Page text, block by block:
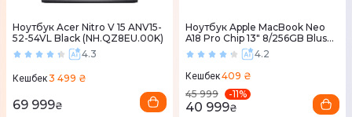
Ноутбук Acer Nitro V 15 ANV15-
52-54VL Black (NH.QZ8EU.00K)
4.3
Кешбек3 499 ₴
69 999₴
Ноутбук Apple MacBook Neo
A18 Pro Chip 13" 8/256GB Blush
(MHFH4) 20264.2
Кешбек409 ₴
45 999
-11%
40 999₴